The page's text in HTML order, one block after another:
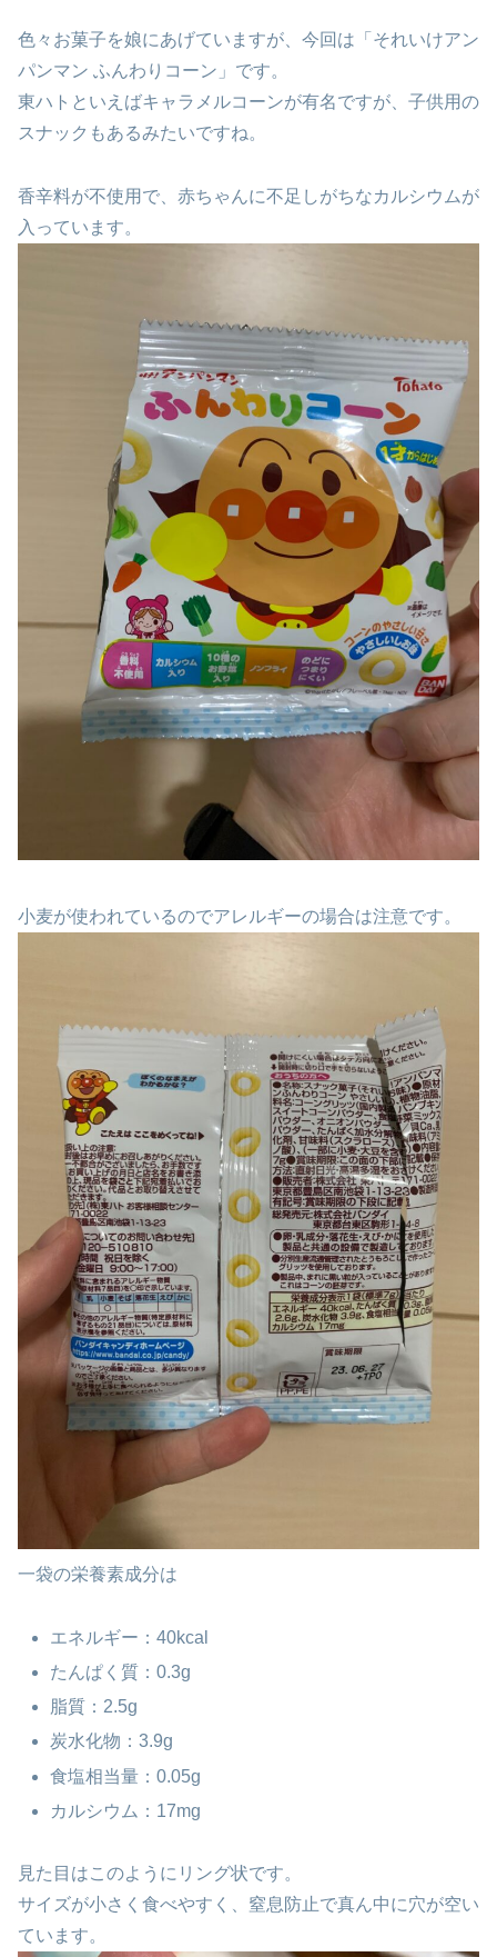
色々お菓子を娘にあげていますが、今回は「それいけアン
パンマン ふんわりコーン」です。
東ハトといえばキャラメルコーンが有名ですが、子供用の
スナックもあるみたいですね。
香辛料が不使用で、赤ちゃんに不足しがちなカルシウムが
入っています。
小麦が使われているのでアレルギーの場合は注意です。
一袋の栄養素成分は
エネルギー：40kcal
たんぱく質：0.3g
脂質：2.5g
炭水化物：3.9g
食塩相当量：0.05g
カルシウム：17mg
見た目はこのようにリング状です。
サイズが小さく食べやすく、窒息防止で真ん中に穴が空い
ています。